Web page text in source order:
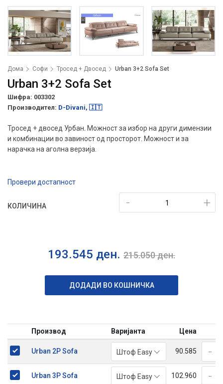
Дома Софи Тросед + Двосед Urban 3+2 Sofa Set
Urban 3+2 Sofa Set
Шифра: 003302
Производител: D-Divani, 🇮🇹
Тросед + двосед Урбан. Можност за избор на други димензии
и комбинации во завиност од просторот. Можност и за
нарачка на аголна верзија.
Провери достапност
КОЛИЧИНА +
-
193.545 ден. 215.050ден.
ДОДАДИ ВО КОШНИЧКА
Производ Варијанта Цена
Urban 2P Sofa Штоф Easy 90.585 -
Urban 3P Sofa Штоф Easy 102.960 -